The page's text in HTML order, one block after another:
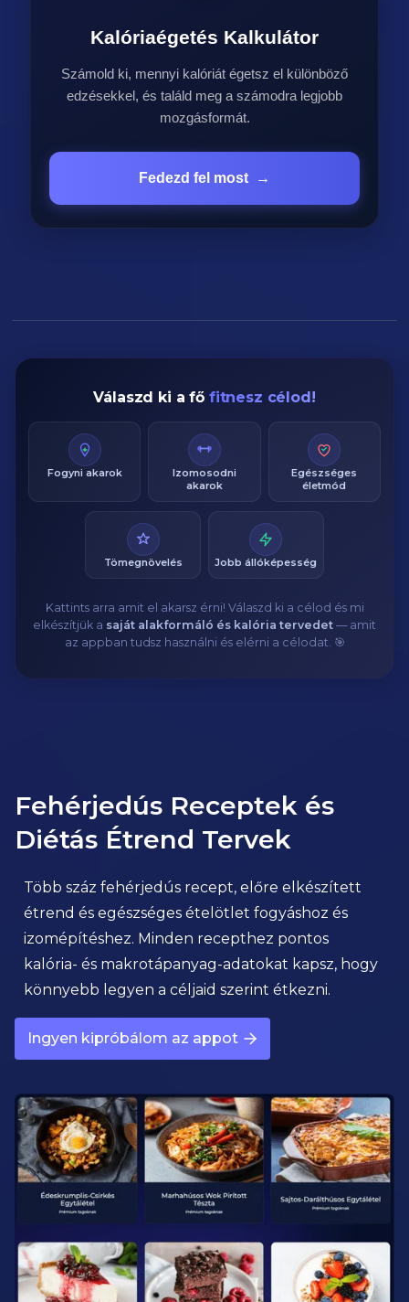
Kalóriaégetés Kalkulátor
Számold ki, mennyi kalóriát égetsz el különböző
edzésekkel, és találd meg a számodra legjobb
mozgásformát.
Fedezd fel most →
Válaszd ki a fő fitnesz célod!
Fogyni akarok
Izomosodni
akarok
Egészséges
életmód
Tömegnövelés Jobb állóképesség
Kattints arra amit el akarsz érni! Válaszd ki a célod és mi
elkészítjük a saját alakformáló és kalória tervedet — amit
az appban tudsz használni és elérni a célodat. 🎯
Fehérjedús Receptek és
Diétás Étrend Tervek
Több száz fehérjedús recept, előre elkészített
étrend és egészséges ételötlet fogyáshoz és
izomépítéshez. Minden recepthez pontos
kalória- és makrotápanyag-adatokat kapsz, hogy
könnyebb legyen a céljaid szerint étkezni.
Ingyen kipróbálom az appot